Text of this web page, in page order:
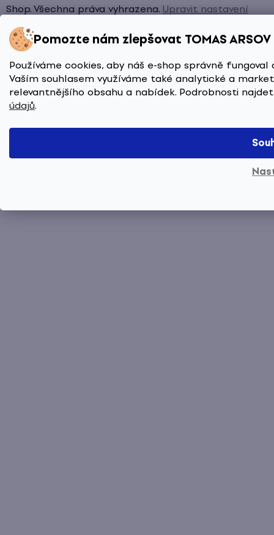
Pomozte nám zlepšovat TOMAS ARSOV
Používáme cookies, aby náš e-shop správně
Vaším souhlasem využíváme také analytické a
relevantnějšího obsahu a nabídek. Podrobnosti
údajů.
Shop. Všechna práva vyhrazena. Upravit nastavení
cookies